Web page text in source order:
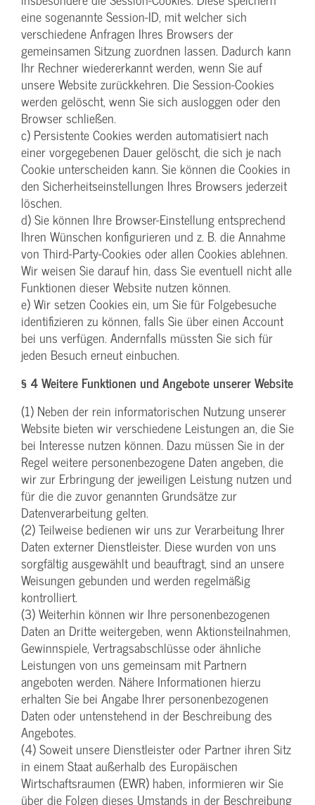
eine sogenannte Session-ID, mit welcher sich
verschiedene Anfragen Ihres Browsers der
gemeinsamen Sitzung zuordnen lassen. Dadurch kann
Ihr Rechner wiedererkannt werden, wenn Sie auf
unsere Website zurückkehren. Die Session-Cookies
werden gelöscht, wenn Sie sich ausloggen oder den
Browser schließen.
c) Persistente Cookies werden automatisiert nach
einer vorgegebenen Dauer gelöscht, die sich je nach
Cookie unterscheiden kann. Sie können die Cookies in
den Sicherheitseinstellungen Ihres Browsers jederzeit
löschen.
d) Sie können Ihre Browser-Einstellung entsprechend
Ihren Wünschen konfigurieren und z. B. die Annahme
von Third-Party-Cookies oder allen Cookies ablehnen.
Wir weisen Sie darauf hin, dass Sie eventuell nicht alle
Funktionen dieser Website nutzen können.
e) Wir setzen Cookies ein, um Sie für Folgebesuche
identifizieren zu können, falls Sie über einen Account
bei uns verfügen. Andernfalls müssten Sie sich für
jeden Besuch erneut einbuchen.
§ 4 Weitere Funktionen und Angebote unserer Website
(1) Neben der rein informatorischen Nutzung unserer
Website bieten wir verschiedene Leistungen an, die Sie
bei Interesse nutzen können. Dazu müssen Sie in der
Regel weitere personenbezogene Daten angeben, die
wir zur Erbringung der jeweiligen Leistung nutzen und
für die die zuvor genannten Grundsätze zur
Datenverarbeitung gelten.
(2) Teilweise bedienen wir uns zur Verarbeitung Ihrer
Daten externer Dienstleister. Diese wurden von uns
sorgfältig ausgewählt und beauftragt, sind an unsere
Weisungen gebunden und werden regelmäßig
kontrolliert.
(3) Weiterhin können wir Ihre personenbezogenen
Daten an Dritte weitergeben, wenn Aktionsteilnahmen,
Gewinnspiele, Vertragsabschlüsse oder ähnliche
Leistungen von uns gemeinsam mit Partnern
angeboten werden. Nähere Informationen hierzu
erhalten Sie bei Angabe Ihrer personenbezogenen
Daten oder untenstehend in der Beschreibung des
Angebotes.
(4) Soweit unsere Dienstleister oder Partner ihren Sitz
in einem Staat außerhalb des Europäischen
Wirtschaftsraumen (EWR) haben, informieren wir Sie
über die Folgen dieses Umstands in der Beschreibung